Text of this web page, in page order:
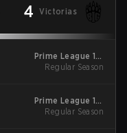
4 Victorias
Prime League 1st
Division Summer
Regular Season
Prime League 1st
Division Summer
Regular Season